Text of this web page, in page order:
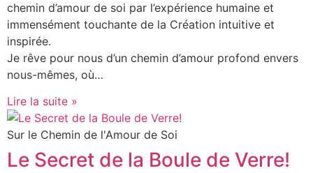
chemin d’amour de soi par l’expérience humaine et
immensément touchante de la Création intuitive et
inspirée.
Je rêve pour nous d’un chemin d’amour profond envers
nous-mêmes, où…
Lire la suite »
Sur le Chemin de l'Amour de Soi
Le Secret de la Boule de Verre!